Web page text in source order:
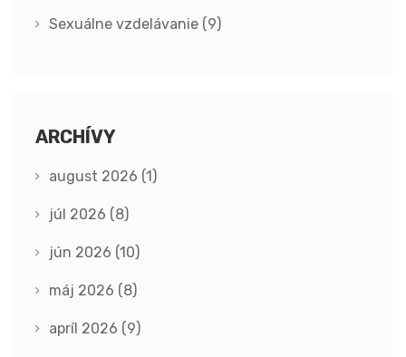
Sexuálne vzdelávanie (9)
ARCHÍVY
august 2026 (1)
júl 2026 (8)
jún 2026 (10)
máj 2026 (8)
apríl 2026 (9)